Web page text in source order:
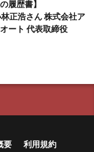
履歴書】
林正浩さん 株式会社ア
ート 代表取締役
要 利用規約